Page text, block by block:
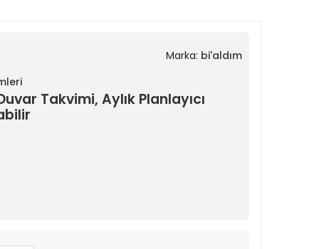
Marka: bi'aldım
Takvimi, Aylık Planlayıcı